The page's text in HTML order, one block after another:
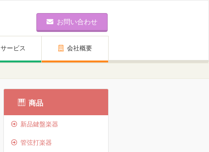
お問い合わせ
サービス 会社概要
商品
新品鍵盤楽器
管弦打楽器